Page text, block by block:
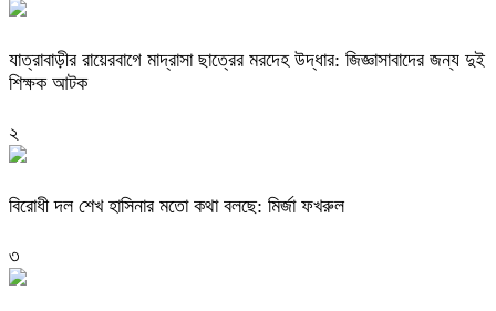
যাত্রাবাড়ীর রায়েরবাগে মাদ্রাসা ছাত্রের মরদেহ উদ্ধার: জিজ্ঞাসাবাদের জন্য দুই
শিক্ষক আটক
২
বিরোধী দল শেখ হাসিনার মতো কথা বলছে: মির্জা ফখরুল
৩